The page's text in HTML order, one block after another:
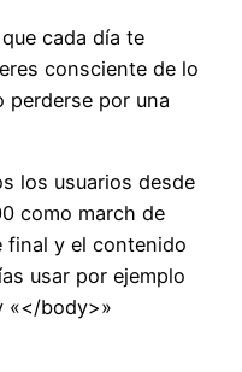
cada día te
consciente de lo
perderse por una
los usuarios desde
como march de
final y el contenido
usar por ejemplo
«</body>»